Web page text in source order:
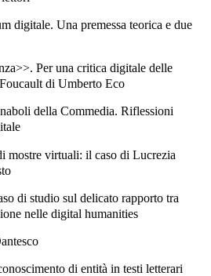
digitale. Una premessa teorica e due
Per una critica digitale delle
di Umberto Eco
della Commedia. Riflessioni
mostre virtuali: il caso di Lucrezia
di studio sul delicato rapporto tra
nelle digital humanities
di entità in testi letterari